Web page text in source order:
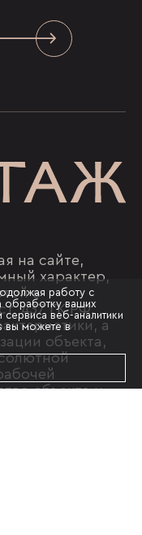
на сайте,
характер,
в
437 ГК РФ.
а
объекта,
объекта и
работу с
обработку ваших
веб-аналитики
вы можете в